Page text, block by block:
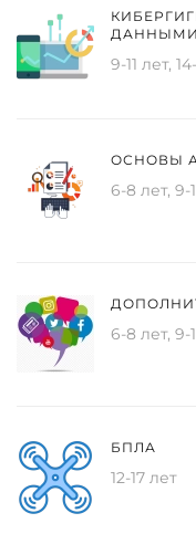
ДАННЫМИ
9-11 лет,
ОСНОВЫ
6-8 лет, 9-
6-8 лет, 9-
БПЛА
12-17 лет